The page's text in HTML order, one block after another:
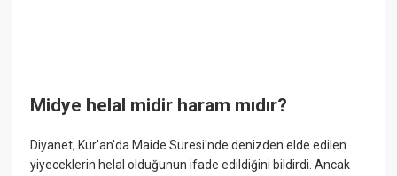
Midye helal midir haram mıdır?
Diyanet, Kur'an'da Maide Suresi'nde denizden elde edilen
yiyeceklerin helal olduğunun ifade edildiğini bildirdi. Ancak